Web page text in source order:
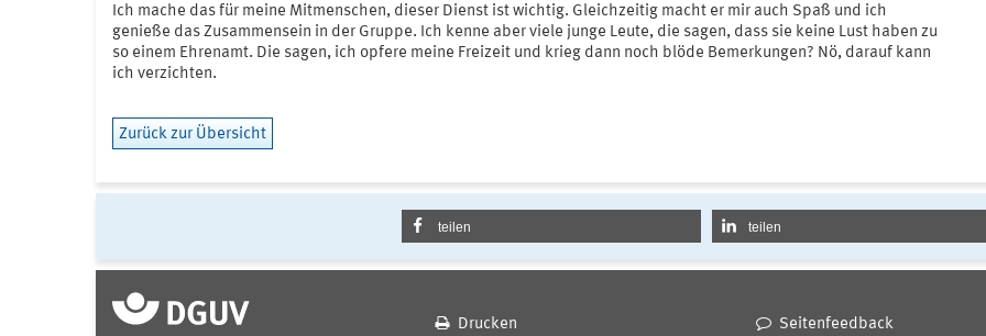
Ich mache das für meine Mitmenschen, dieser Dienst ist wichtig. Gleichzeitig macht er mir auch Spaß und ich
genieße das Zusammensein in der Gruppe. Ich kenne aber viele junge Leute, die sagen, dass sie keine Lust haben zu
so einem Ehrenamt. Die sagen, ich opfere meine Freizeit und krieg dann noch blöde Bemerkungen? Nö, darauf kann
ich verzichten.
Zurück zur Übersicht
teilen teilen
Drucken Seitenfeedback